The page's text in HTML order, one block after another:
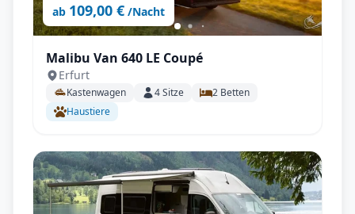
ab 109,00 € /Nacht
Malibu Van 640 LE Coupé
Erfurt
Kastenwagen 4Sitze 2 Betten
Haustiere